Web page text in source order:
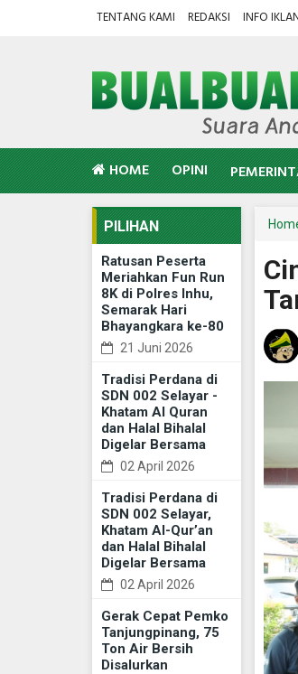
TENTANG KAMI REDAKSI INFO
HOME OPINI
PILIHAN
Ratusan Peserta
Meriahkan Fun Run
8K di Polres Inhu,
Semarak Hari
Bhayangkara ke-80
21 Juni 2026
Tradisi Perdana di
SDN 002 Selayar -
Khatam Al Quran
dan Halal Bihalal
Digelar Bersama
02 April 2026
Tradisi Perdana di
SDN 002 Selayar,
Khatam Al-Qur’an
dan Halal Bihalal
Digelar Bersama
02 April 2026
Gerak Cepat Pemko
Tanjungpinang, 75
Ton Air Bersih
Disalurkan